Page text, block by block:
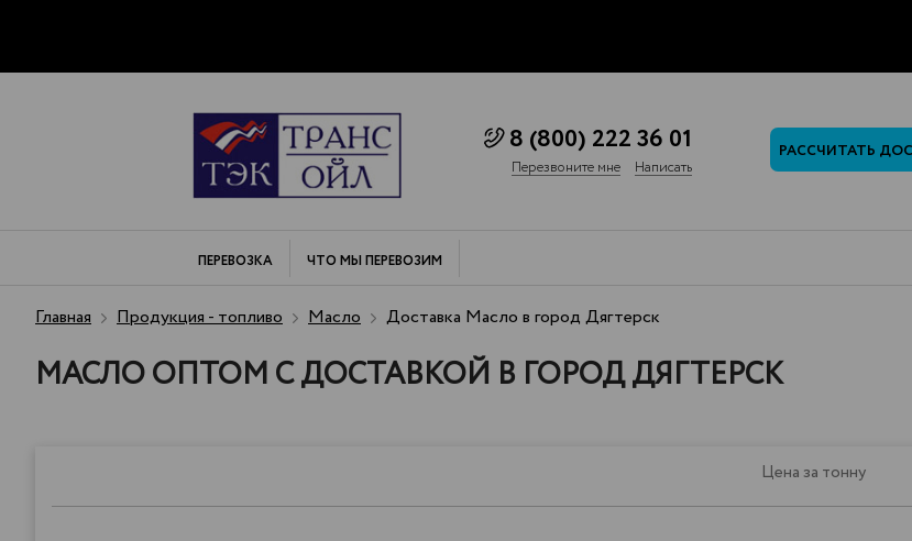
8 (800) 222 36 01
Перезвоните мне Написать
РАССЧИТАТЬ
ПЕРЕВОЗКА ЧТО МЫ ПЕРЕВОЗИМ
Главная Продукция - топливо Масло Доставка Масло в город Дягтерск
МАСЛО ОПТОМ С ДОСТАВКОЙ В ГОРОД ДЯГТЕРСК
Цена за тонну